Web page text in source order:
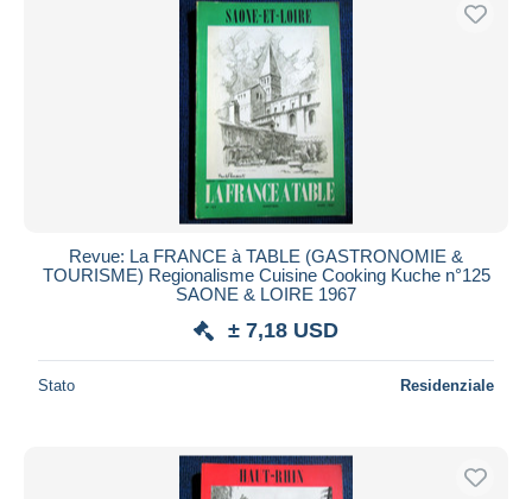
Revue: La FRANCE à TABLE (GASTRONOMIE &
TOURISME) Regionalisme Cuisine Cooking Kuche n°125
SAONE & LOIRE 1967
± 7,18 USD
Stato Residenziale